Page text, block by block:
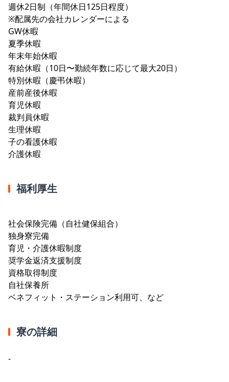
週休2日制（年間休日125日程度）
※配属先の会社カレンダーによる
GW休暇
夏季休暇
年末年始休暇
有給休暇（10日〜勤続年数に応じて最大20日）
特別休暇（慶弔休暇）
産前産後休暇
育児休暇
裁判員休暇
生理休暇
子の看護休暇
介護休暇
福利厚生
社会保険完備（自社健保組合）
独身寮完備
育児・介護休暇制度
奨学金返済支援制度
資格取得制度
自社保養所
ベネフィット・ステーション利用可、など
寮の詳細
-